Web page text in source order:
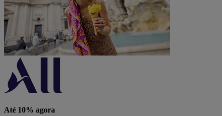
Até 10% agora